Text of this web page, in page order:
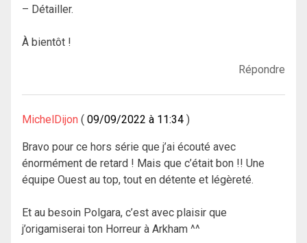
– Détailler.
À bientôt !
Répondre
MichelDijon 09/09/2022 à 11:34
Bravo pour ce hors série que j’ai écouté avec
énormément de retard ! Mais que c’était bon !! Une
équipe Ouest au top, tout en détente et légèreté.
Et au besoin Polgara, c’est avec plaisir que
j’origamiserai ton Horreur à Arkham ^^